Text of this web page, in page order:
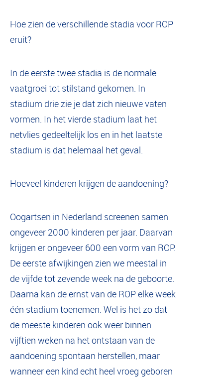
Hoe zien de verschillende stadia voor ROP
eruit?
In de eerste twee stadia is de normale
vaatgroei tot stilstand gekomen. In
stadium drie zie je dat zich nieuwe vaten
vormen. In het vierde stadium laat het
netvlies gedeeltelijk los en in het laatste
stadium is dat helemaal het geval.
Hoeveel kinderen krijgen de aandoening?
Oogartsen in Nederland screenen samen
ongeveer 2000 kinderen per jaar. Daarvan
krijgen er ongeveer 600 een vorm van ROP.
De eerste afwijkingen zien we meestal in
de vijfde tot zevende week na de geboorte.
Daarna kan de ernst van de ROP elke week
één stadium toenemen. Wel is het zo dat
de meeste kinderen ook weer binnen
vijftien weken na het ontstaan van de
aandoening spontaan herstellen, maar
wanneer een kind echt heel vroeg geboren